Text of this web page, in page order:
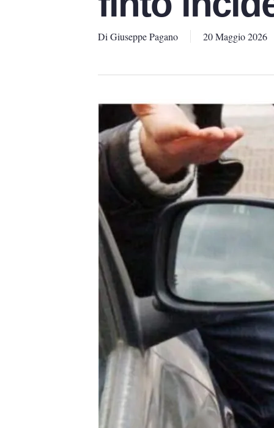
Di Giuseppe Pagano 20 Maggio 2026